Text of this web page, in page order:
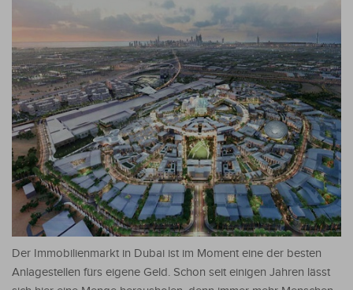
Der Immobilienmarkt in Dubai ist im Moment eine der besten
Anlagestellen fürs eigene Geld. Schon seit einigen Jahren lässt